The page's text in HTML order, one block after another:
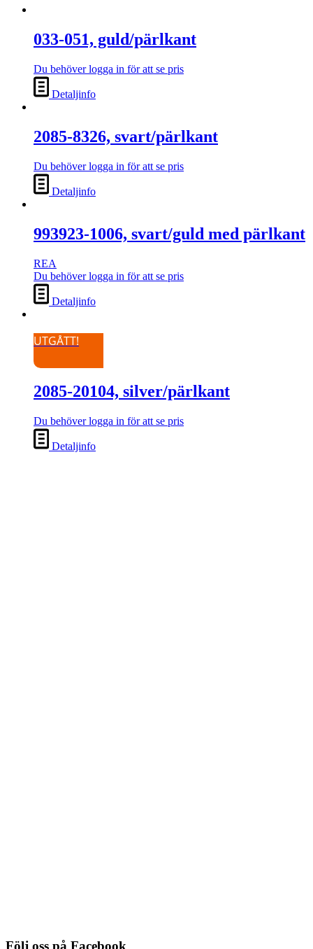
033-051, guld/pärlkant
Du behöver logga in för att se pris
Detaljinfo
2085-8326, svart/pärlkant
Du behöver logga in för att se pris
Detaljinfo
993923-1006, svart/guld med pärlkant
REA
Du behöver logga in för att se pris
Detaljinfo
UTGÅTT!
2085-20104, silver/pärlkant
Du behöver logga in för att se pris
Detaljinfo